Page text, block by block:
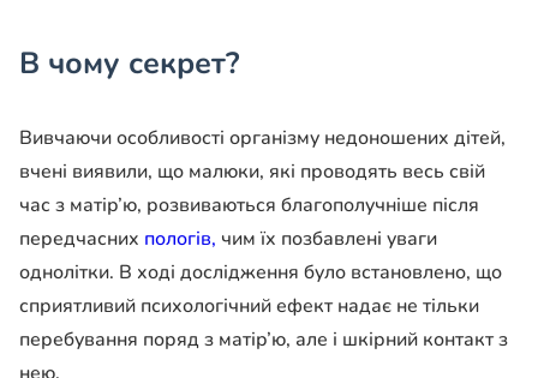
В чому секрет?
Вивчаючи особливості організму недоношених дітей,
вчені виявили, що малюки, які проводять весь свій
час з матір’ю, розвиваються благополучніше після
передчасних пологів, чим їх позбавлені уваги
однолітки. В ході дослідження було встановлено, що
сприятливий психологічний ефект надає не тільки
перебування поряд з матір’ю, але і шкірний контакт з